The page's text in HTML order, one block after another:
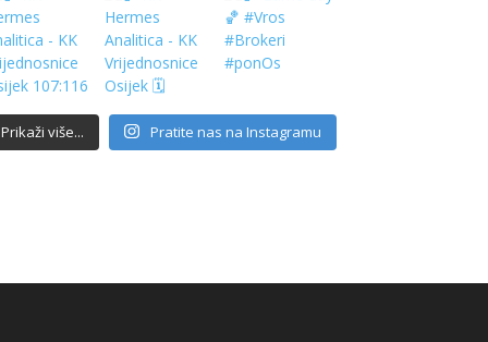
Prikaži više... Pratite nas na Instagramu